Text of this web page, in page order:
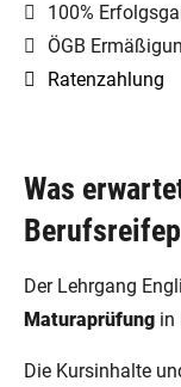
Was
Der Lehrgang
Maturaprüfung in
Die Kursinhalte
100%
ÖGB
Ratenzahlung